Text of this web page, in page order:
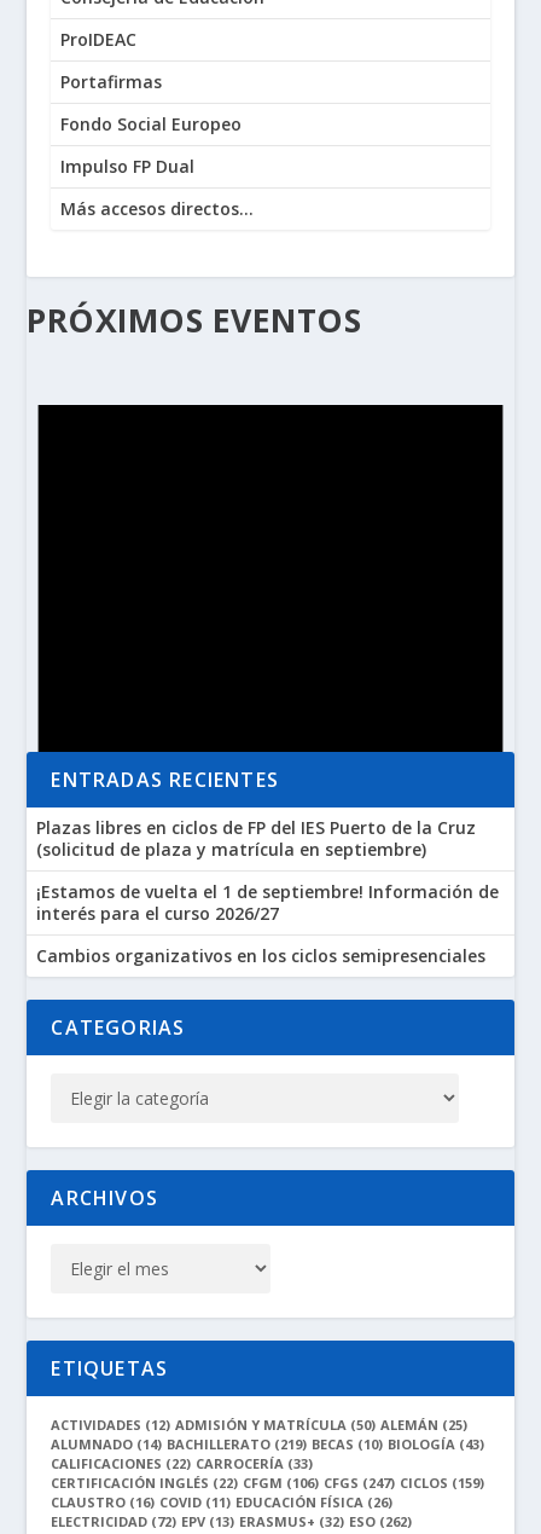
ProIDEAC
Portafirmas
Fondo Social Europeo
Impulso FP Dual
Más accesos directos...
PRÓXIMOS EVENTOS
Aviso
No hay eventos programados.
ENTRADAS RECIENTES
Plazas libres en ciclos de FP del IES Puerto de la Cruz
(solicitud de plaza y matrícula en septiembre)
¡Estamos de vuelta el 1 de septiembre! Información de
interés para el curso 2026/27
Cambios organizativos en los ciclos semipresenciales
CATEGORIAS
ARCHIVOS
ETIQUETAS
ACTIVIDADES (12) ADMISIÓN Y MATRÍCULA (50) ALEMÁN (25)
ALUMNADO (14) BACHILLERATO (219) BECAS (10) BIOLOGÍA (43)
CALIFICACIONES (22) CARROCERÍA (33)
CERTIFICACIÓN INGLÉS (22) CFGM (106) CFGS (247) CICLOS (159)
CLAUSTRO (16) COVID (11) EDUCACIÓN FÍSICA (26)
ELECTRICIDAD (72) EPV (13) ERASMUS+ (32) ESO (262)